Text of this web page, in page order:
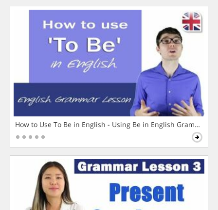
How to Use To Be in English - Using Be in English Grammar